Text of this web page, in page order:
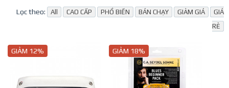
Lọc theo: All CAO CẤP PHỔ BIẾN BÁN CHẠY GIẢM GIÁ
GIÁ
RẺ
GIẢM 12% GIẢM 18%